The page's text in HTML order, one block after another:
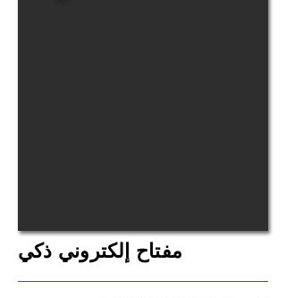
مفتاح إلكتروني ذكي